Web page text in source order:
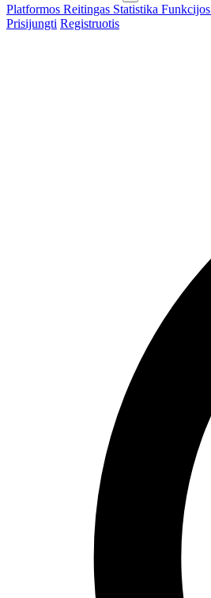
Platformos Reitingas Statistika Funkcijos
Prisijungti Registruotis